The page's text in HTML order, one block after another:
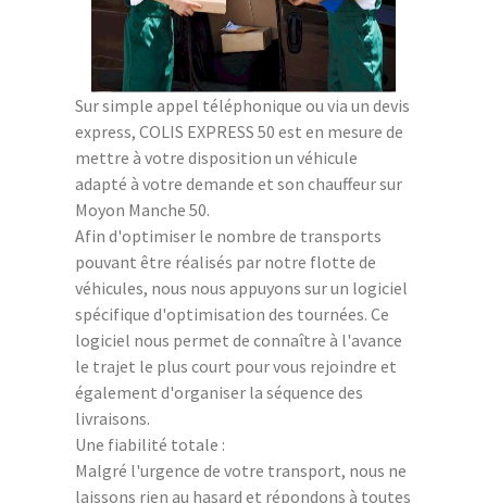
Sur simple appel téléphonique ou via un devis
express, COLIS EXPRESS 50 est en mesure de
mettre à votre disposition un véhicule
adapté à votre demande et son chauffeur sur
Moyon Manche 50.
Afin d'optimiser le nombre de transports
pouvant être réalisés par notre flotte de
véhicules, nous nous appuyons sur un logiciel
spécifique d'optimisation des tournées. Ce
logiciel nous permet de connaître à l'avance
le trajet le plus court pour vous rejoindre et
également d'organiser la séquence des
livraisons.
Une fiabilité totale :
Malgré l'urgence de votre transport, nous ne
laissons rien au hasard et répondons à toutes